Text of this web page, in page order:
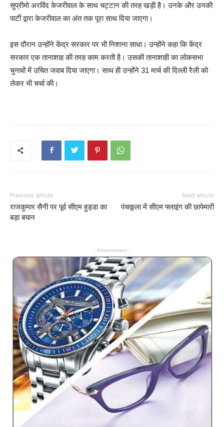
सुप्रीमो अरविंद केजरीवाल के साथ चट्टान की तरह खड़ी है। उनके और उनकी
पार्टी द्वारा केजरीवाल का अंत तक पूरा साथ दिया जाएगा।
इस दौरान उन्होंने केंद्र सरकार पर भी निशाना साधा। उन्होंने कहा कि केंद्र
सरकार एक तानाशाह की तरह काम करती है। उसकी तानाशाही का लोकसभा
चुनावों में उचित जवाब दिया जाएगा। साथ ही उन्होंने 31 मार्च की दिल्ली रैली को
लेकर भी चर्चा की।
Previous article
राजकुमार सैनी पर पूर्व सीएम हुड्डा का
बड़ा बयान
Next article
पंचकूला में सीएम फ्लाइंग की छापेमारी
- Advertisment -